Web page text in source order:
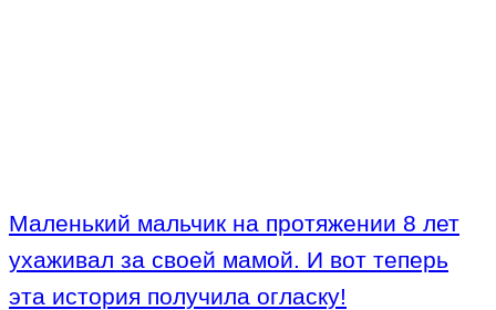
Маленький мальчик на протяжении 8 лет
ухаживал за своей мамой. И вот теперь
эта история получила огласку!